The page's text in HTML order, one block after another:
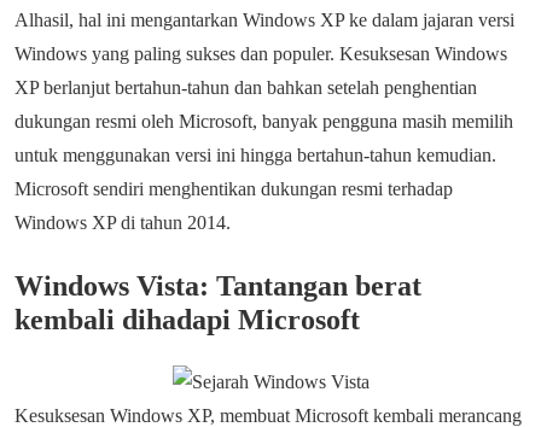
Alhasil, hal ini mengantarkan Windows XP ke dalam jajaran versi
Windows yang paling sukses dan populer. Kesuksesan Windows
XP berlanjut bertahun-tahun dan bahkan setelah penghentian
dukungan resmi oleh Microsoft, banyak pengguna masih memilih
untuk menggunakan versi ini hingga bertahun-tahun kemudian.
Microsoft sendiri menghentikan dukungan resmi terhadap
Windows XP di tahun 2014.
Windows Vista: Tantangan berat
kembali dihadapi Microsoft
Kesuksesan Windows XP, membuat Microsoft kembali merancang